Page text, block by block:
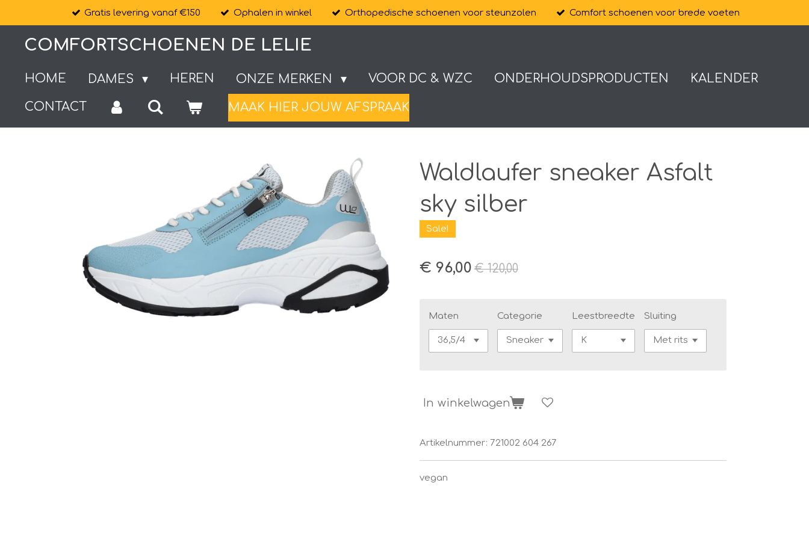
hoofdinhoud
Gratis levering vanaf €150 Ophalen in winkel Orthopedische schoenen voor steunzolen Comfort schoenen voor brede voeten
COMFORTSCHOENEN DE LELIE
HOME DAMES HEREN ONZE MERKEN VOOR DC & WZC ONDERHOUDSPRODUCTEN KALENDER
CONTACT MAAK HIER JOUW AFSPRAAK
Waldlaufer sneaker Asfalt
sky silber
Sale!
€ 96,00 € 120,00
Maten Categorie Leestbreedte Sluiting
In winkelwagen
Artikelnummer: 721002 604 267
vegan